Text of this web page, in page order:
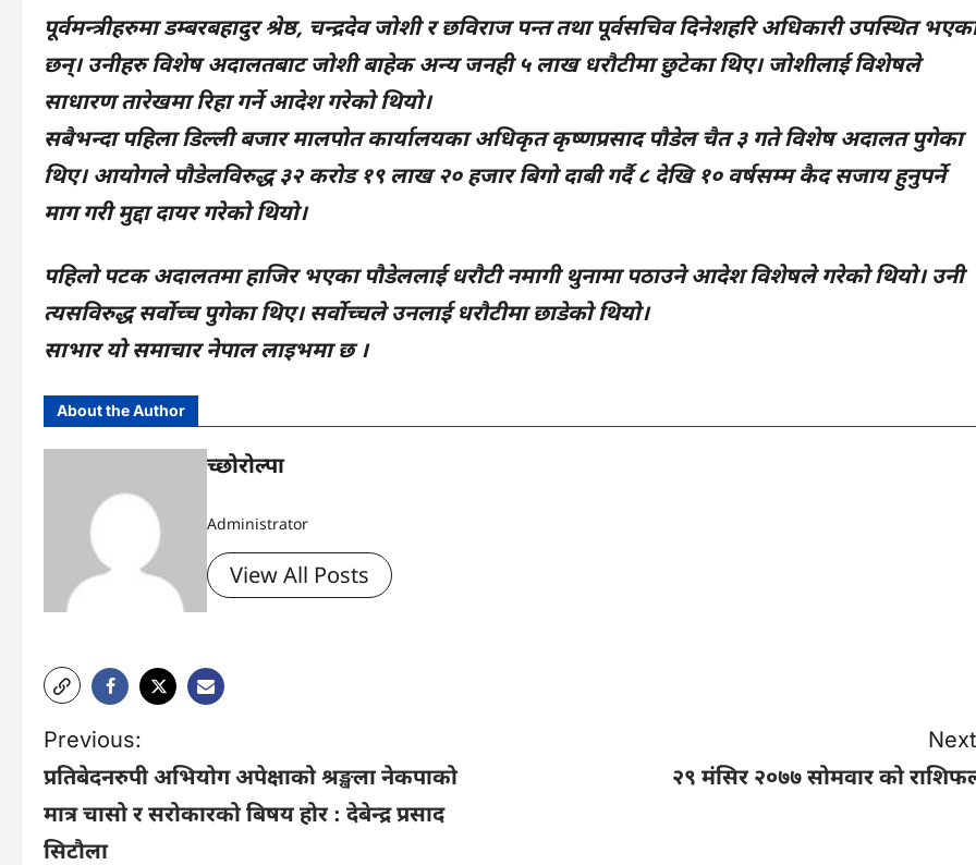
पूर्वमन्त्रीहरुमा डम्बरबहादुर श्रेष्ठ, चन्द्रदेव जोशी र छविराज पन्त तथा पूर्वसचिव दिनेशहरि अधिकारी उपस्थित
छन्। उनीहरु विशेष अदालतबाट जोशी बाहेक अन्य जनही ५ लाख धरौटीमा छुटेका थिए। जोशीलाई विशेषले
साधारण तारेखमा रिहा गर्ने आदेश गरेको थियो।
सबैभन्दा पहिला डिल्ली बजार मालपोत कार्यालयका अधिकृत कृष्णप्रसाद पौडेल चैत ३ गते विशेष अदालत पुगेका
थिए। आयोगले पौडेलविरुद्ध ३२ करोड १९ लाख २० हजार बिगो दाबी गर्दै ८ देखि १० वर्षसम्म कैद सजाय हुनुपर्ने
माग गरी मुद्दा दायर गरेको थियो।
पहिलो पटक अदालतमा हाजिर भएका पौडेललाई धरौटी नमागी थुनामा पठाउने आदेश विशेषले गरेको थियो। उनी
त्यसविरुद्ध सर्वोच्च पुगेका थिए। सर्वोच्चले उनलाई धरौटीमा छाडेको थियो।
साभार यो समाचार नेपाल लाइभमा छ ।
About the Author
च्छोरोल्पा
Administrator
View All Posts
P
o
s
Previous:
प्रतिबेदनरुपी अभियोग अपेक्षाको श्रङ्खला नेकपाको
मात्र चासो र सरोकारको बिषय होर : देबेन्द्र प्रसाद
सिटौला
२९ मंसिर २०७७ सोमवार को